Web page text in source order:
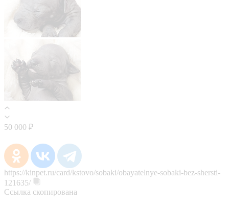
50 000 ₽
https://kinpet.ru/card/kstovo/sobaki/obayatelnye-sobaki-bez-shersti-
121635/
Ссылка скопирована